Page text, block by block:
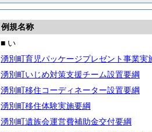
例規名称
■ い
湧別町育児パッケージプレゼント事業実
湧別町いじめ対策支援チーム設置要綱
湧別町移住コーディネーター設置要綱
湧別町移住体験実施要綱
湧別町遺族会運営費補助金交付要綱